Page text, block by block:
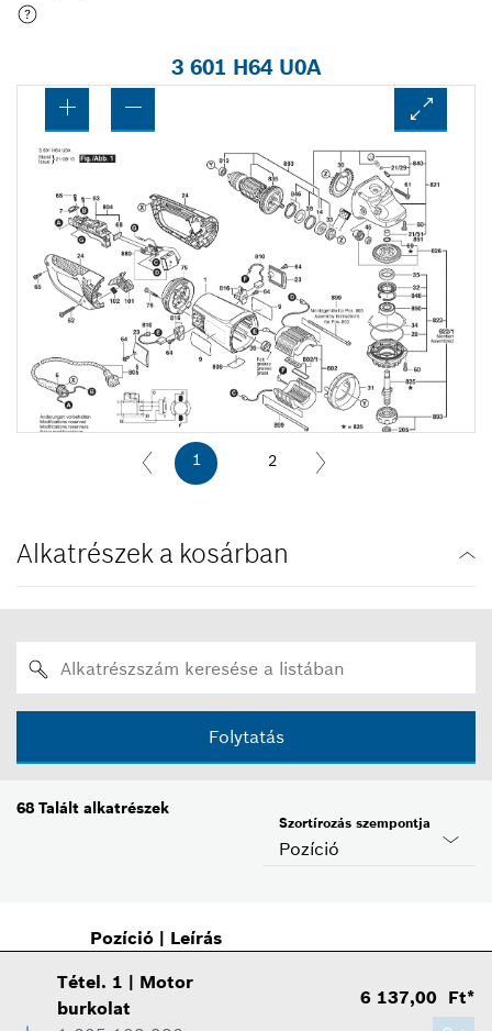
3 601 H64 U0A
1 2
Alkatrészek a kosárban
Folytatás
68 Talált alkatrészek
Pozíció
Szortírozás szempontja
Pozíció| Leírás
Tétel. 1 | Motor
burkolat
6 137,00 Ft*